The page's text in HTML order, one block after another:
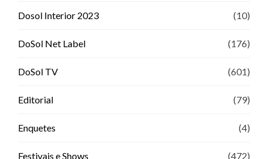
Dosol Interior 2023 (10)
DoSol Net Label (176)
DoSol TV (601)
Editorial (79)
Enquetes (4)
Festivais e Shows (472)